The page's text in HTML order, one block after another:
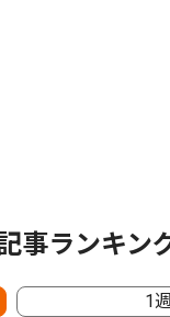
事ランキン
1